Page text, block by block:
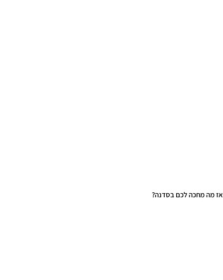
אז מה מחכה לכם בסדנה?